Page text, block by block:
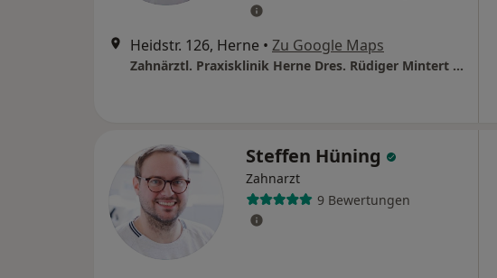
Heidstr. 126, Herne • Zu Google Maps
Zahnärztl. Praxisklinik Herne Dres. Rüdiger Mintert und Dorothee Wiedemann
Steffen Hüning
Zahnarzt
9 Bewertungen